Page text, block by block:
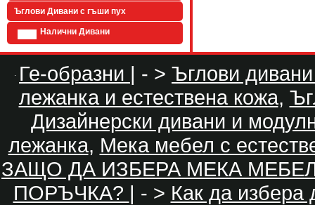
Ъглови Дивани с гъши пух
Налични Дивани
Ге-образни | - > Ъглови
лежанка и естествена кожа,
Дизайнерски дивани и
лежанка, Мека мебел с
ЗАЩО ДА ИЗБЕРА МЕКА
ПОРЪЧКА? | - > Как да избера